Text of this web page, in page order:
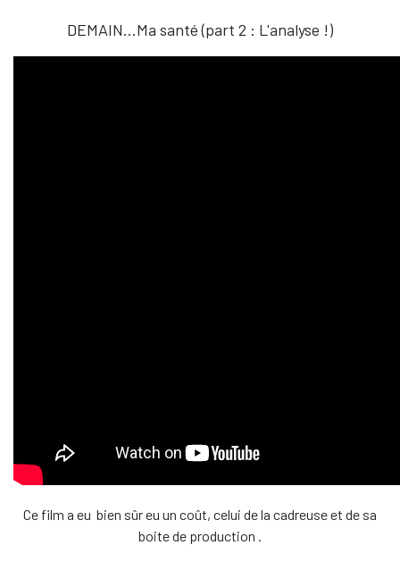
DEMAIN...Ma santé (part 2 : L'analyse !)
Ce film a eu bien sûr eu un coût, celui de la cadreuse et de sa
boite de production .